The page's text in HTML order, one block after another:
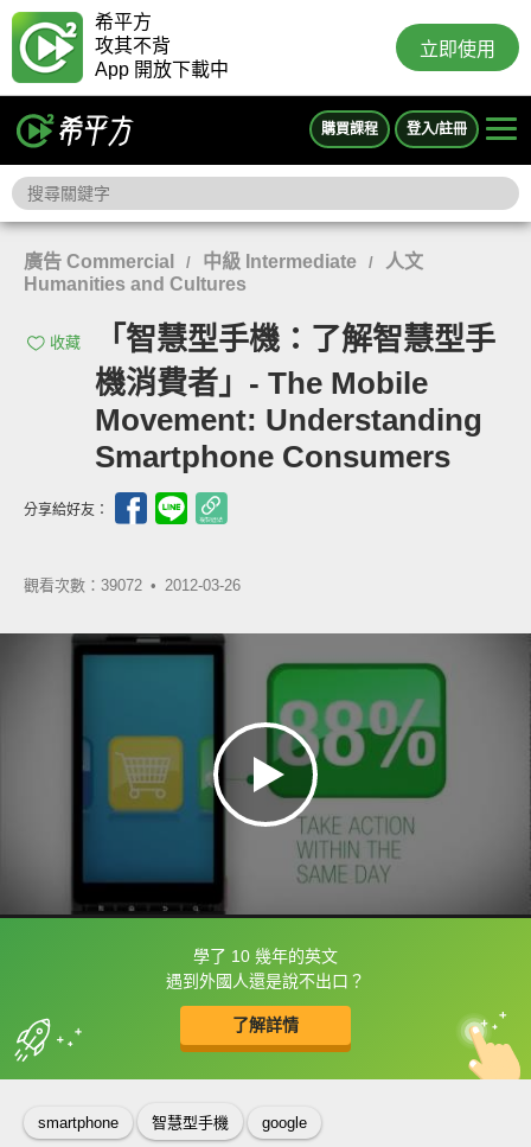
希平方
攻其不背
App 開放下載中
立即使用
購買課程 登入/註冊
廣告 Commercial / 中級 Intermediate /
人文
Humanities and Cultures
收藏
「智慧型手機：了解智慧型手
機消費者」- The Mobile
Movement: Understanding
Smartphone Consumers
分享給好友：
觀看次數：39072 • 2012-03-26
學了 10 幾年的英文
遇到外國人還是說不出口？
了解詳情
框選或點兩下字幕可以直接查字典喔！
收錄佳句 中
英
smartphone 智慧型手機 google